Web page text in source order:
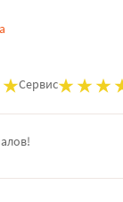
Сервис